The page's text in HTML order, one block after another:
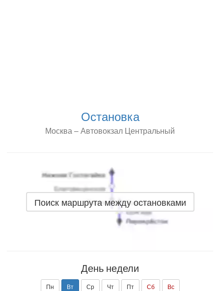
Остановка
Москва – Автовокзал Центральный
Поиск маршрута между остановками
День недели
Пн Вт Ср Чт Пт Сб Вс